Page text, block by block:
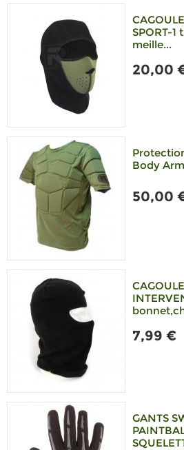
SPORT-
meille...
20,00
Body
50,00
7,99 €
GANTS